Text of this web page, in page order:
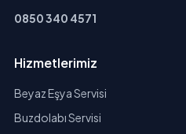
0850 340 4571
Hizmetlerimiz
Beyaz Eşya Servisi
Buzdolabı Servisi